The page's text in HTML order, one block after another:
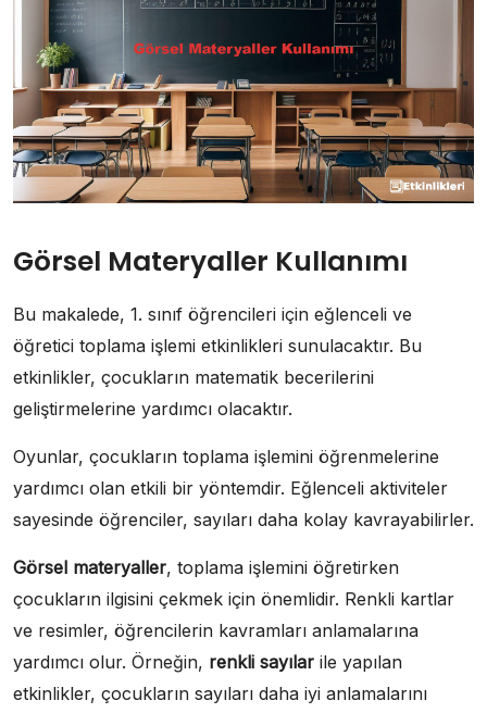
Görsel Materyaller Kullanımı
Bu makalede, 1. sınıf öğrencileri için eğlenceli ve
öğretici toplama işlemi etkinlikleri sunulacaktır. Bu
etkinlikler, çocukların matematik becerilerini
geliştirmelerine yardımcı olacaktır.
Oyunlar, çocukların toplama işlemini öğrenmelerine
yardımcı olan etkili bir yöntemdir. Eğlenceli aktiviteler
sayesinde öğrenciler, sayıları daha kolay kavrayabilirler.
Görsel materyaller, toplama işlemini öğretirken
çocukların ilgisini çekmek için önemlidir. Renkli kartlar
ve resimler, öğrencilerin kavramları anlamalarına
yardımcı olur. Örneğin, renkli sayılar ile yapılan
etkinlikler, çocukların sayıları daha iyi anlamalarını